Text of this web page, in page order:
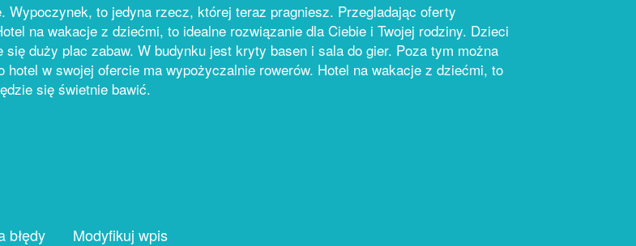
Wypoczynek, to jedyna rzecz, której teraz pragniesz. Przegladając oferty
na wakacje z dziećmi, to idealne rozwiązanie dla Ciebie i Twojej rodziny. Dzieci
duży plac zabaw. W budynku jest kryty basen i sala do gier. Poza tym można
w swojej ofercie ma wypożyczalnie rowerów. Hotel na wakacje z dziećmi, to
się świetnie bawić.
błędy Modyfikuj wpis